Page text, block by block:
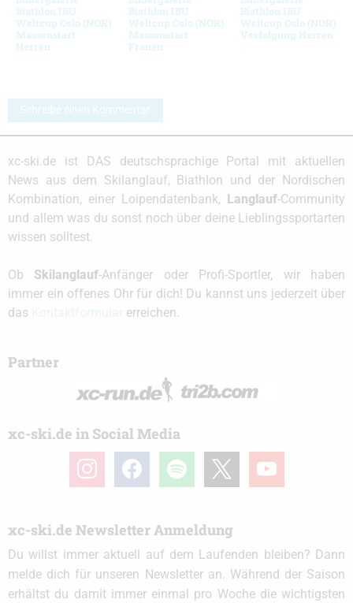
Biathlon IBU
Weltcup Oslo (NOR)
Massenstart
Herren
Biathlon IBU
Weltcup Oslo (NOR)
Massenstart
Frauen
Biathlon IBU
Weltcup Oslo (NOR)
Verfolgung Herren
Schreibe einen Kommentar
xc-ski.de ist DAS deutschsprachige Portal mit aktuellen
News aus dem Skilanglauf, Biathlon und der Nordischen
Kombination, einer Loipendatenbank,
Langlauf-Community
und allem was du sonst noch über deine Lieblingssportarten
wissen solltest.
Ob Skilanglauf-Anfänger oder Profi-Sportler, wir haben
immer ein offenes Ohr für dich! Du kannst uns jederzeit über
das
erreichen.
Partner
xc-ski.de in Social Media
instagramfacebook spotify youtube
xc-ski.de Newsletter Anmeldung
Du willst immer aktuell auf dem Laufenden bleiben? Dann
melde dich für unseren Newsletter an. Während der Saison
erhältst du damit immer einmal pro Woche die wichtigsten